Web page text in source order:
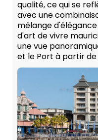
qualité, ce qui se
avec une
mélange
d'art de vivre
une vue
et le Port à partir de